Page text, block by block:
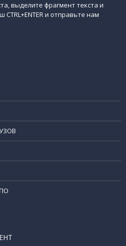
выделите фрагмент текста и
и отправьте нам